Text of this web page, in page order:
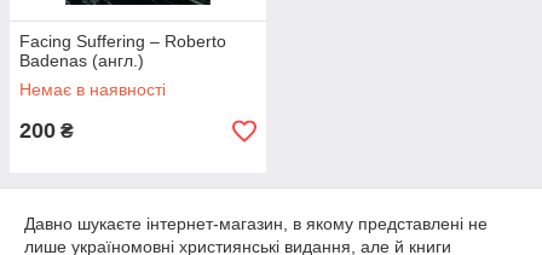
Facing Suffering – Roberto
Badenas (англ.)
Немає в наявності
200 ₴
Давно шукаєте інтернет-магазин, в якому представлені не
лише україномовні християнські видання, але й книги